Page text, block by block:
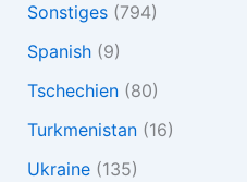
Sonstiges(794)
Spanish(9)
Tschechien(80)
Turkmenistan(16)
Ukraine(135)